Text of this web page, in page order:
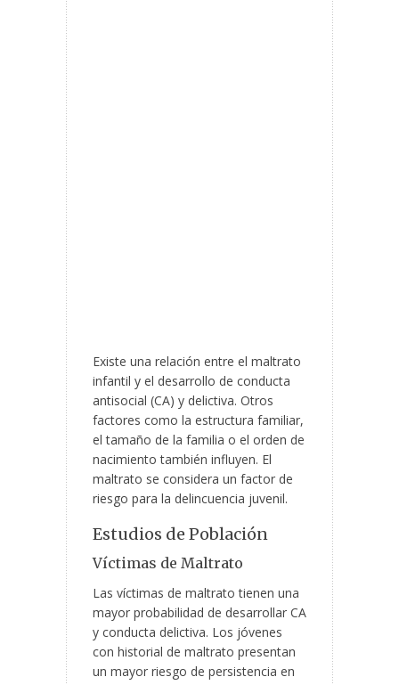
Existe una relación entre el maltrato
infantil y el desarrollo de conducta
antisocial (CA) y delictiva. Otros
factores como la estructura familiar,
el tamaño de la familia o el orden de
nacimiento también influyen. El
maltrato se considera un factor de
riesgo para la delincuencia juvenil.
Estudios de Población
Víctimas de Maltrato
Las víctimas de maltrato tienen una
mayor probabilidad de desarrollar CA
y conducta delictiva. Los jóvenes
con historial de maltrato presentan
un mayor riesgo de persistencia en